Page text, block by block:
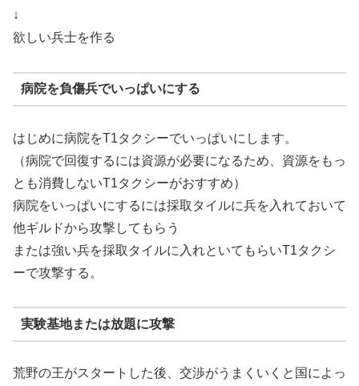
↓
欲しい兵士を作る
病院を負傷兵でいっぱいにする
はじめに病院をT1タクシーでいっぱいにします。
（病院で回復するには資源が必要になるため、資源をもっ
とも消費しないT1タクシーがおすすめ）
病院をいっぱいにするには採取タイルに兵を入れておいて
他ギルドから攻撃してもらう
または強い兵を採取タイルに入れといてもらいT1タクシ
ーで攻撃する。
実験基地または放題に攻撃
荒野の王がスタートした後、交渉がうまくいくと国によっ